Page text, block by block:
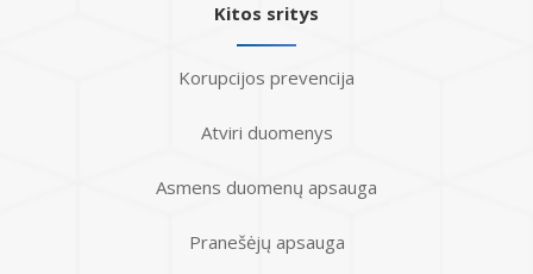
Kitos sritys
Korupcijos prevencija
Atviri duomenys
Asmens duomenų apsauga
Pranešėjų apsauga